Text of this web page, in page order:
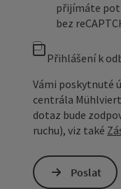
přijímáte
bez
Přihlášení k
Vámi poskytnuté
centrála
dotaz bude
ruchu), viz také
Poslat